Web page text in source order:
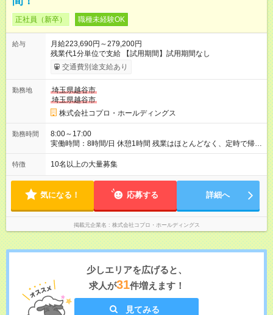
正社員（新卒） 職種未経験OK
給与
月給223,690円～279,200円
残業代1分単位で支給 【試用期間】試用期間なし
交通費別途支給あり
勤務地
埼玉県越谷市
埼玉県越谷市
株式会社コプロ・ホールディングス
勤務時間
8:00～17:00
実働時間：8時間/日 休憩1時間 残業はほとんどなく、定時で帰れ
る日が多い働き方です。 毎日の業務は進捗管理や事務が中心な
ので、 「今日やるべき仕事」が終われば、自然と区切りをつけ
方を大切にしています。
特徴 10名以上の大量募集
気になる！ 応募する 詳細へ
掲載元企業名 株式会社コプロ・ホールディングス
少しエリアを広げると、
求人が31件増えます！
見てみる